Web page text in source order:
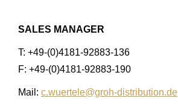
SALES MANAGER
T: +49-(0)4181-92883-136
F: +49-(0)4181-92883-190
Mail: c.wuertele@groh-distribution.de